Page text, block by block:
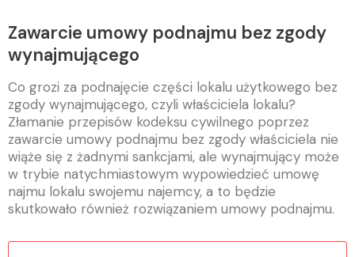
Zawarcie umowy podnajmu bez zgody
wynajmującego
Co grozi za podnajęcie części lokalu użytkowego bez
zgody wynajmującego, czyli właściciela lokalu?
Złamanie przepisów kodeksu cywilnego poprzez
zawarcie umowy podnajmu bez zgody właściciela nie
wiąże się z żadnymi sankcjami, ale wynajmujący może
w trybie natychmiastowym wypowiedzieć umowę
najmu lokalu swojemu najemcy, a to będzie
skutkowało również rozwiązaniem umowy podnajmu.